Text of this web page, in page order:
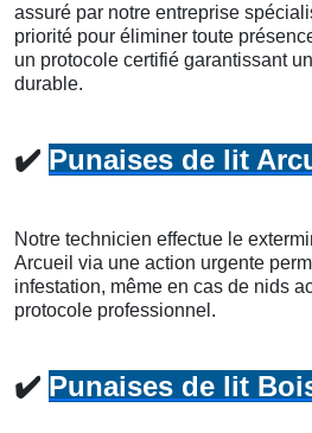
assuré par notre entreprise
priorité pour éliminer toute
un protocole certifié garantissant
durable.
✔️ Punaises de lit
Notre technicien effectue le
Arcueil via une action urgente
infestation, même en cas de nids
protocole professionnel.
✔️ Punaises de lit